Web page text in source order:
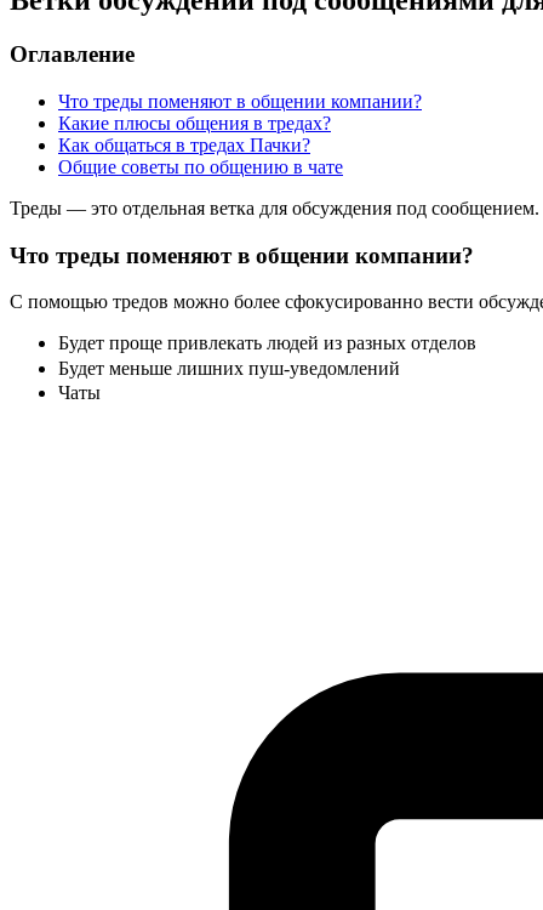
Оглавление
Что треды поменяют в общении компании?
Какие плюсы общения в тредах?
Как общаться в тредах Пачки?
Общие советы по общению в чате
Треды — это отдельная ветка для обсуждения под
Что треды поменяют в общении компании?
С помощью тредов можно более сфокусированно вести
Будет проще привлекать людей из разных отделов
Будет меньше лишних пуш-уведомлений
Чаты